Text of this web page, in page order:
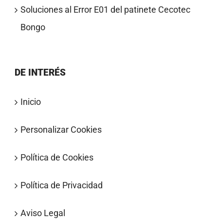
Soluciones al Error E01 del patinete Cecotec
Bongo
DE INTERÉS
Inicio
Personalizar Cookies
Política de Cookies
Política de Privacidad
Aviso Legal